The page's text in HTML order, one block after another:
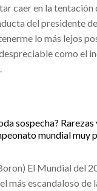
caer en la tentación
del presidente
lo más lejos
como el
sospecha?
mundial muy
El Mundial del
más escandaloso de